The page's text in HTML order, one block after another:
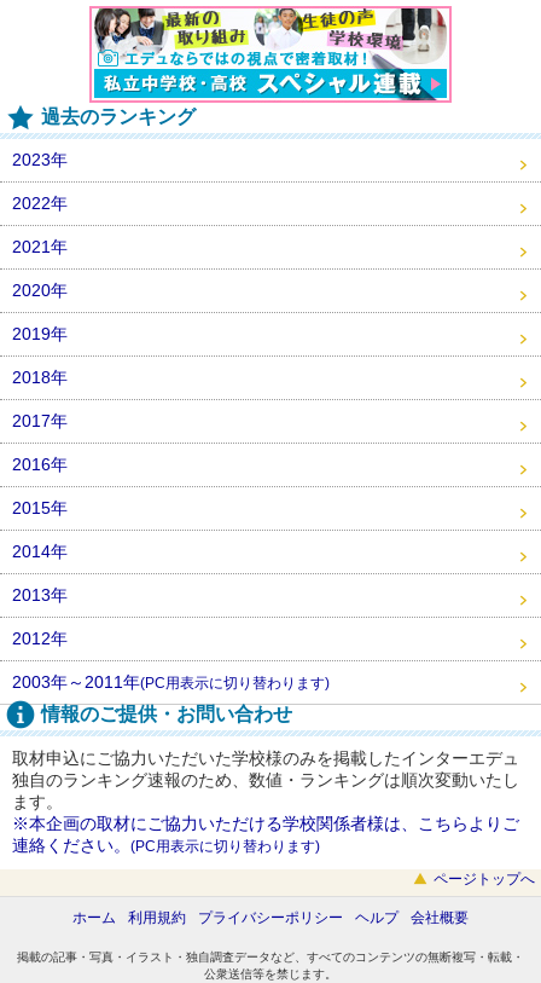
過去のランキング
2023年
2022年
2021年
2020年
2019年
2018年
2017年
2016年
2015年
2014年
2013年
2012年
2003年～2011年(PC用表示に切り替わります)
情報のご提供・お問い合わせ
取材申込にご協力いただいた学校様のみを掲載したインターエデュ
独自のランキング速報のため、数値・ランキングは順次変動いたし
ます。
※本企画の取材にご協力いただける学校関係者様は、こちらよりご
連絡ください。 (PC用表示に切り替わります)
ページトップへ
ホーム 利用規約 プライバシーポリシー ヘルプ 会社概要
掲載の記事・写真・イラスト・独自調査データなど、すべてのコンテンツの無断複写・転載・
公衆送信等を禁じます。